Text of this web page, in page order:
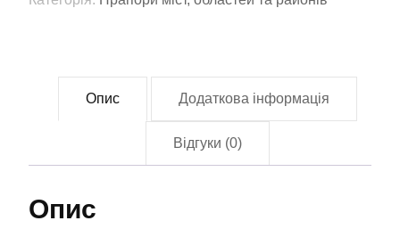
Опис Додаткова інформація
Відгуки (0)
Опис